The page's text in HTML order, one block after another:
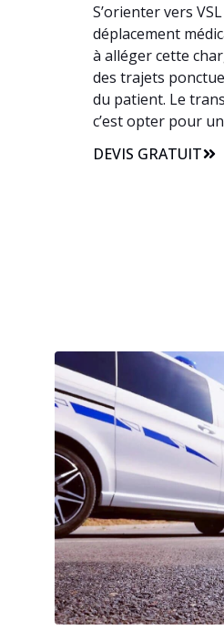
S’orienter vers
déplacement
à alléger cette
des trajets
du patient. Le
c’est opter pour
DEVIS GRATUIT